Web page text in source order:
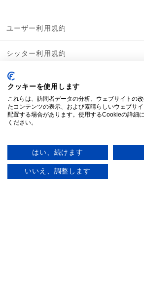
単発
ユーザー利用規約
シッター利用規約
シッター契約約款
プライバシーポリシー
ガイドライン遵守状況
運営会社情報
クッキーを使用します
これらは、訪問者データの分析、ウェブサイトの
たコンテンツの表示、および素晴らしいウェブサ
配置する場合があります。使用するCookieの詳細
ください。
はい、続けます
いいえ、調整します